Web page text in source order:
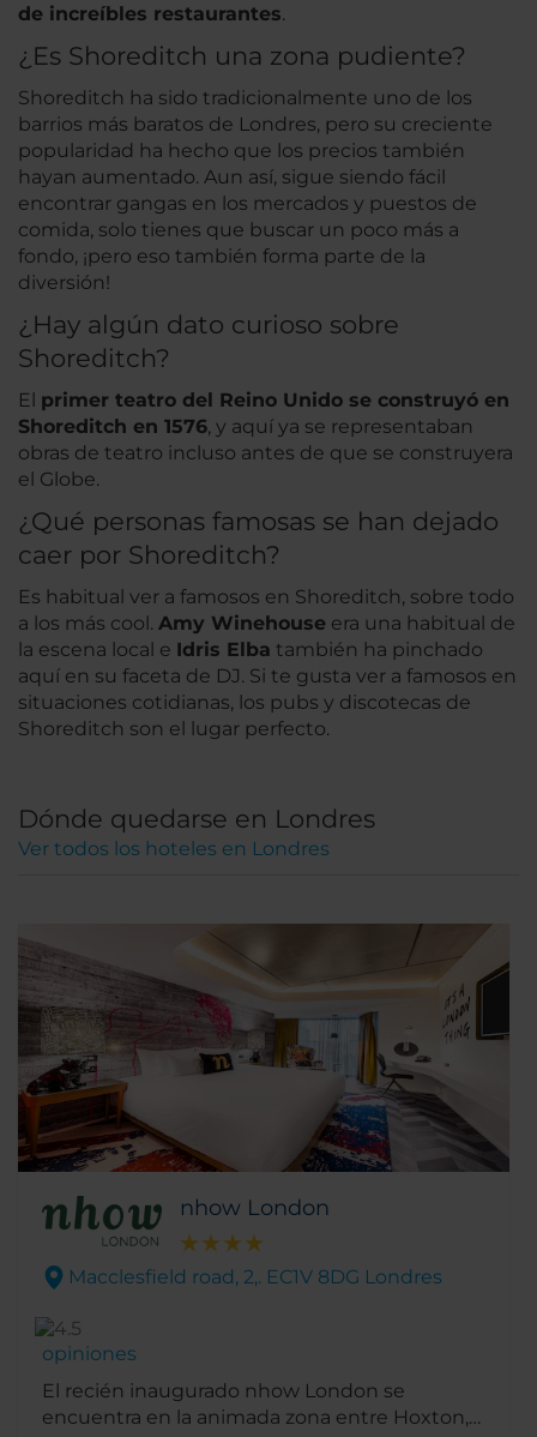
de increíbles restaurantes.
¿Es Shoreditch una zona pudiente?
Shoreditch ha sido tradicionalmente uno de los
barrios más baratos de Londres, pero su creciente
popularidad ha hecho que los precios también
hayan aumentado. Aun así, sigue siendo fácil
encontrar gangas en los mercados y puestos de
comida, solo tienes que buscar un poco más a
fondo, ¡pero eso también forma parte de la
diversión!
¿Hay algún dato curioso sobre
Shoreditch?
El primer teatro del Reino Unido se construyó en
Shoreditch en 1576, y aquí ya se representaban
obras de teatro incluso antes de que se construyera
el Globe.
¿Qué personas famosas se han dejado
caer por Shoreditch?
Es habitual ver a famosos en Shoreditch, sobre todo
a los más cool. Amy Winehouse era una habitual de
la escena local e Idris Elba también ha pinchado
aquí en su faceta de DJ. Si te gusta ver a famosos en
situaciones cotidianas, los pubs y discotecas de
Shoreditch son el lugar perfecto.
Dónde quedarse en Londres
Ver todos los hoteles en Londres
nhow London
Macclesfield road, 2,. EC1V 8DG Londres
opiniones
El recién inaugurado nhow London se
encuentra en la animada zona entre Hoxton,